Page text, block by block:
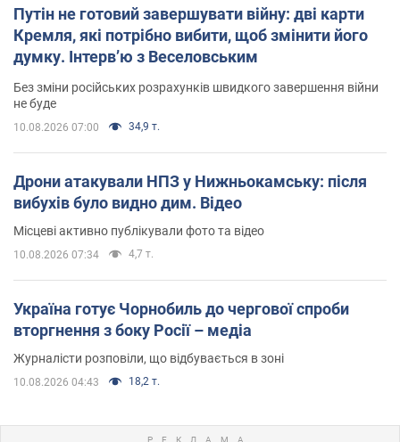
Путін не готовий завершувати війну: дві карти
Кремля, які потрібно вибити, щоб змінити його
думку. Інтерв’ю з Веселовським
Без зміни російських розрахунків швидкого завершення війни
не буде
10.08.2026 07:00 34,9 т.
Дрони атакували НПЗ у Нижньокамську: після
вибухів було видно дим. Відео
Місцеві активно публікували фото та відео
10.08.2026 07:34 4,7 т.
Україна готує Чорнобиль до чергової спроби
вторгнення з боку Росії – медіа
Журналісти розповіли, що відбувається в зоні
10.08.2026 04:43 18,2 т.